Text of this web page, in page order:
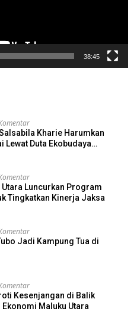
38:45
Kharie Harumkan
Lewat Duta Ekobudaya
Utara Luncurkan Program
Tingkatkan Kinerja Jaksa
Jadi Kampung Tua di
Kesenjangan di Balik
Ekonomi Maluku Utara